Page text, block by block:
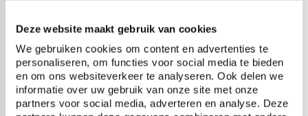
Deze website maakt gebruik van cookies
We gebruiken cookies om content en advertenties te
personaliseren, om functies voor social media te bieden
en om ons websiteverkeer te analyseren. Ook delen we
informatie over uw gebruik van onze site met onze
partners voor social media, adverteren en analyse. Deze
Gewicht 460 gr/m² (+/-10%)
UV gestabiliseerd
Standaard 0,6% additief UV +
0,9% additief